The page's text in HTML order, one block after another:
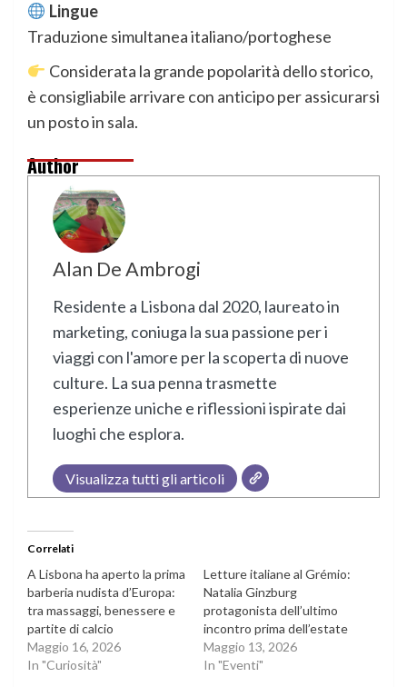
Lingue
Traduzione simultanea italiano/portoghese
Considerata la grande popolarità dello storico,
è consigliabile arrivare con anticipo per assicurarsi
un posto in sala.
Author
Alan De Ambrogi
Residente a Lisbona dal 2020, laureato in
marketing, coniuga la sua passione per i
viaggi con l'amore per la scoperta di nuove
culture. La sua penna trasmette
esperienze uniche e riflessioni ispirate dai
luoghi che esplora.
Visualizza tutti gli articoli
Correlati
A Lisbona ha aperto la prima
barberia nudista d’Europa:
tra massaggi, benessere e
partite di calcio
Maggio 16, 2026
In "Curiosità"
Letture italiane al Grémio:
Natalia Ginzburg
protagonista dell’ultimo
incontro prima dell’estate
Maggio 13, 2026
In "Eventi"